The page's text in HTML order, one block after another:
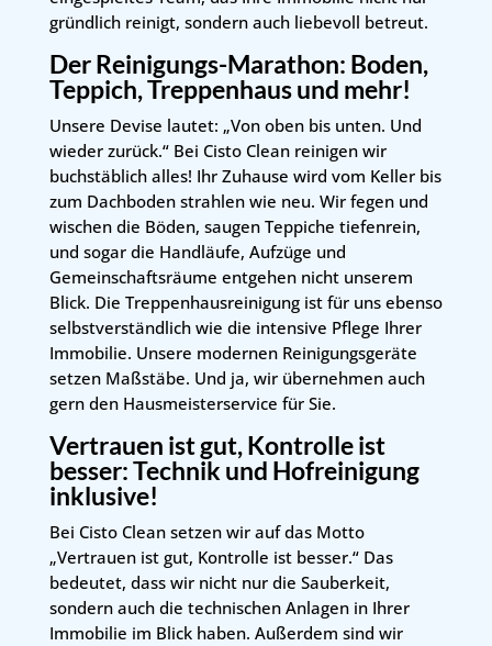
gründlich reinigt, sondern auch liebevoll betreut.
Der Reinigungs-Marathon: Boden,
Teppich, Treppenhaus und mehr!
Unsere Devise lautet: „Von oben bis unten. Und
wieder zurück.“ Bei Cisto Clean reinigen wir
buchstäblich alles! Ihr Zuhause wird vom Keller bis
zum Dachboden strahlen wie neu. Wir fegen und
wischen die Böden, saugen Teppiche tiefenrein,
und sogar die Handläufe, Aufzüge und
Gemeinschaftsräume entgehen nicht unserem
Blick. Die Treppenhausreinigung ist für uns ebenso
selbstverständlich wie die intensive Pflege Ihrer
Immobilie. Unsere modernen Reinigungsgeräte
setzen Maßstäbe. Und ja, wir übernehmen auch
gern den Hausmeisterservice für Sie.
Vertrauen ist gut, Kontrolle ist
besser: Technik und Hofreinigung
inklusive!
Bei Cisto Clean setzen wir auf das Motto
„Vertrauen ist gut, Kontrolle ist besser.“ Das
bedeutet, dass wir nicht nur die Sauberkeit,
sondern auch die technischen Anlagen in Ihrer
Immobilie im Blick haben. Außerdem sind wir